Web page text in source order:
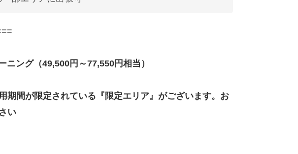
ング（49,500円～77,550円相当）
間が限定されている『限定エリア』がございます。お
い